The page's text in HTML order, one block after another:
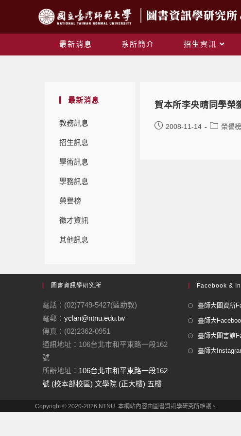
最新消息 系所簡介 招生資訊
最新消息
教務訊息
招生訊息
學術訊息
學務訊息
榮譽榜
徵才資訊
其他訊息
賀本所李央晴同學榮
2008-11-14 榮譽榜
圖書資訊學研究所
電話：(02)7749-5427(藍助教)
電郵： yclan@ntnu.edu.tw
傳真：(02)2362-0951
通訊地址：106台北市和平東路一段162
號
所辦地址： 106台北市和平東路一段162
號 (校本部校區) 文學院 (正大樓) 五樓
Facebook &
臺師大圖資所
臺師大
臺師大圖書館
臺師大
Copyright © 2020-2026 NTNU. 本網站內容由圖書資訊學研究所維護。